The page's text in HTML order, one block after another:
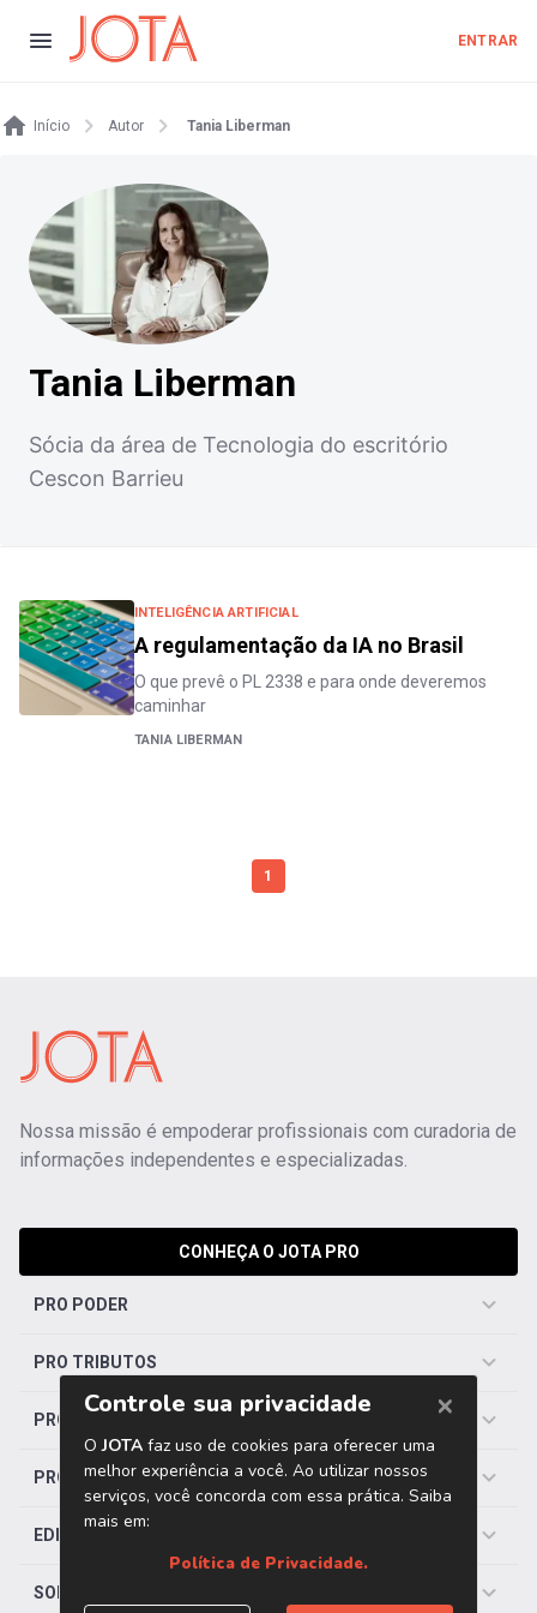
ENTRAR
Início Autor Tania Liberman
Tania Liberman
Sócia da área de Tecnologia do escritório
Cescon Barrieu
INTELIGÊNCIA ARTIFICIAL
A regulamentação da IA no Brasil
O que prevê o PL 2338 e para onde deveremos
caminhar
TANIA LIBERMAN
1
Nossa missão é empoderar profissionais com curadoria de
informações independentes e especializadas.
CONHEÇA O JOTA PRO
PRO PODER
PRO TRIBUTOS
PRO TRABALHISTA
PRO SAÚDE
EDITORIAS
SOBRE O JOTA